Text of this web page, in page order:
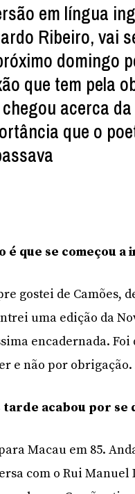
em língua
Ribeiro, vai
domingo
que tem pela
acerca
que o
é que se começou
gostei de Camões,
uma edição da
encadernada. Foi
e não por
tarde acabou por se
Macau em 85.
com o Rui